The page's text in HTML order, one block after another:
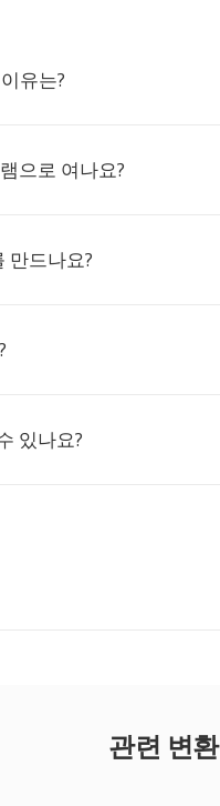
유는?
으로 여나요?
만드나요?
있나요?
관련 변환